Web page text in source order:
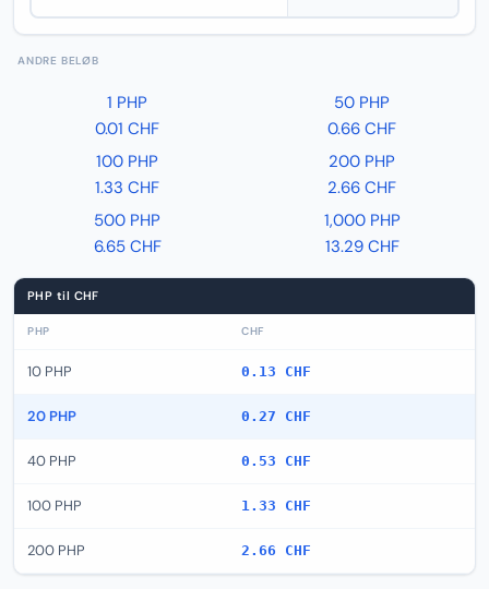
ANDRE BELØB
1 PHP
0.01 CHF
50 PHP
0.66 CHF
100 PHP
1.33 CHF
200 PHP
2.66 CHF
500 PHP
6.65 CHF
1,000 PHP
13.29 CHF
PHP til CHF
PHP CHF
10 PHP 0.13 CHF
20 PHP 0.27 CHF
40 PHP 0.53 CHF
100 PHP 1.33 CHF
200 PHP 2.66 CHF